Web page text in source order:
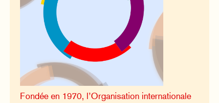
Fondée en 1970, l’Organisation internationale